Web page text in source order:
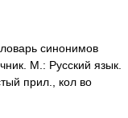
синонимов
М.: Русский язык.
прил., кол во